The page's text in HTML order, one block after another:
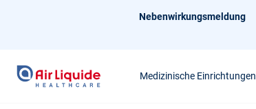
Nebenwirkungsmeldung
Medizinische Einrichtungen